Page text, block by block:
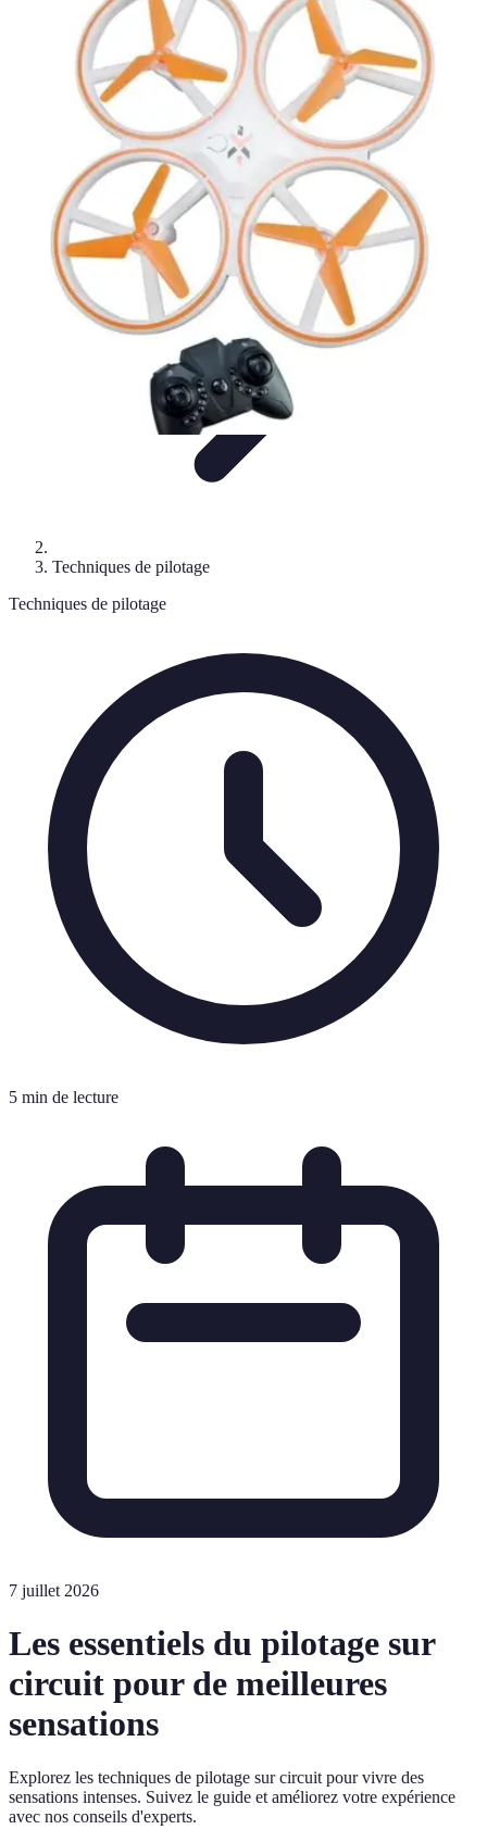
Pilotage Sensation
Comparatifs Circuits et Stages
Techniques de
Voitures Conseils et astuces
Pilotage Sensation
Techniques de pilotage
Techniques de pilotage
5 min de lecture
7 juillet 2026
Les essentiels du pilotage sur
circuit pour de meilleures
sensations
Explorez les techniques de pilotage sur circuit pour vivre des
sensations intenses. Suivez le guide et améliorez votre expérience
avec nos conseils d'experts.